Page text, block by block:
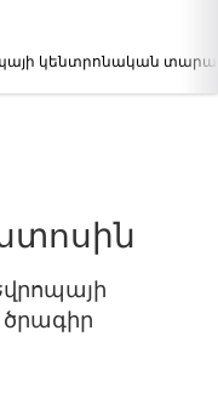
կենտրոնական